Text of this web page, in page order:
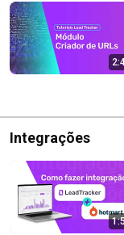
Integrações